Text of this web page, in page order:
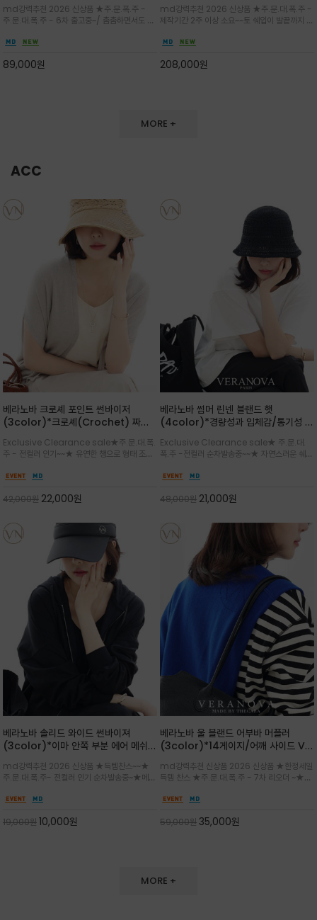
라이크 배색이 조화롭게 어우러진 탑핸
들 숄더백
md강력추천 2026 신상품 ★주.문.폭.주 -
주.문.대.폭.주 - 6차 출고중~/ 촘촘하면서도 입
만들며 부드러운 곡선의 바스켓 실루엣에 넉넉한
양한 연출이
89,000원
스럽게 밝혀주는 슬링백 플랫슈
md강력추천 2026 신상품 ★주.문.대.폭.주 -
제작기간 2주 이상 소요~~토 쉐입이 발끝까지 세
끔한 디자인과 베이직한 컬러감으로 높은 활용도
일까지 두루 잘 어울리는 활2
208,000원
MORE +
ACC
베라노바 크로셰 포인트 썬바이저
(3color)*크로셰(Crochet) 짜임
미닌한 무드를 연출/벨크로 타입이라 휴
대도 간편
Exclusive Clearance sale★주.문.대.폭.
주 - 전컬러 인기~~★ 유연한 챙으로 형태 조절
말아 휴대하기 좋고, 챙의 모양을 살짝 바꿀 수 있
용성을 모두 갖춘 아이템
42,000원 22,000원
베라노바 썸머 린넨 블랜드 햇
(4color)*경량성과 입체감/통기성 좋
쾌적하게 착용/ 뒷트임 있어서 헤어스타
일링에도 편하게 쓰실수 있습니다
Exclusive Clearance sale★ 주.문.대.
폭.주 -전컬러 순차발송중~~★ 자연스러운 쉐입
련된 포인트/베이직한 컬러 구성으로 어떤 스타
용도 높은 아이템
48,000원 21,000원
베라노바 솔리드 와이드 썬바이져
(3color)*이마 안쪽 부분 에어 메쉬
노바 심볼 전사 인쇄(Transfer
Printing)뒷밴딩으로 사이즈 조절이 가
능해 누구나 안정적으로 착용
md강력추천 2026 신상품 ★득템찬스~~★
주.문.대.폭.주- 전컬러 인기 순차발송중~★메쉬
일 보송보송한 스킨케어 핏(Skin-care fit)을
프,여행까지~~
19,000원10,000원
베라노바 울 블랜드 어부바 머플러
(3color)*14게이지/어깨 사이드 VN
잡는 감각적인 레이어드 니트 어부바숄/
뒷면의 은은한 V자 조직감과 부드러운
터치감으로 완성도를 높였으며, 단조로
md강력추천 신상품 2026 신상품 ★한정세일
득템 찬스 ★주.문.대.폭.주 - 7차 리오더 ~★셔
인트를 주기 좋으며, 소매 끝단에 위치한 실버
스러움을 동시에
59,000원35,000원
MORE +